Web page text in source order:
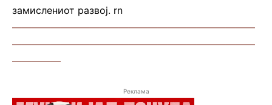
замислениот развој. rn
—————————————————————————
—————————————————————————
—————
Реклама